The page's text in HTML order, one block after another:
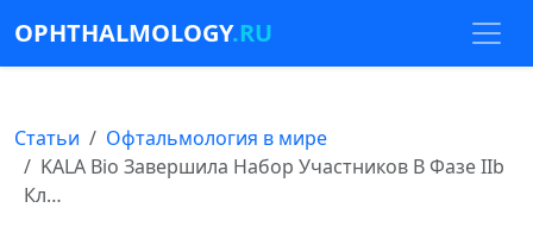
OPHTHALMOLOGY.RU
Статьи
Офтальмология в мире
KALA Bio Завершила Набор Участников В Фазе IIb
Кл…